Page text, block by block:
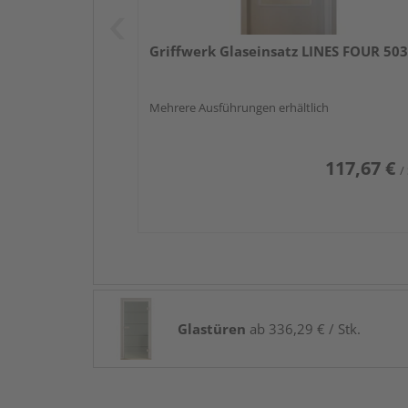
Griffwerk Glaseinsatz LINES FOUR 503
Mehrere Ausführungen erhältlich
117,67 € /
Glastüren ab 336,29 € / Stk.